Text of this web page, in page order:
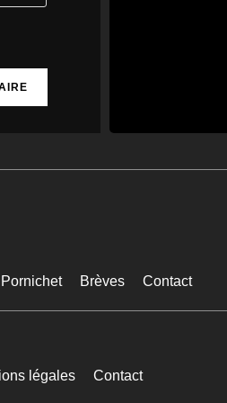
MEDIA
Pornichet Brèves Contact
légales Contact